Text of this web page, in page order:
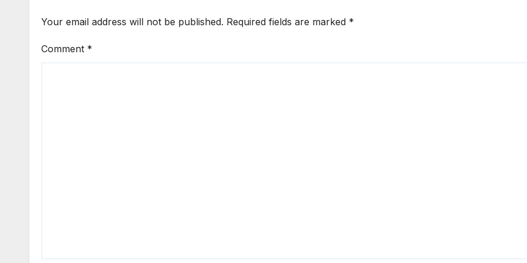
Your email address will not be published. Required fields are marked *
Comment *